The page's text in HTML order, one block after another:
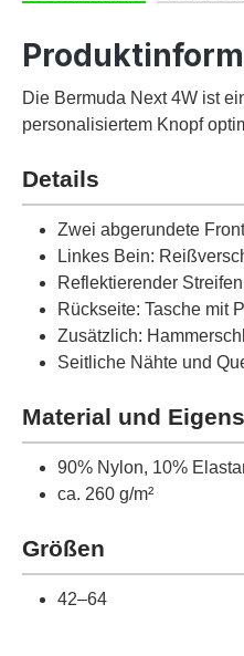
Die Bermuda Next 4W ist
personalisiertem Knopf
Details
Zwei abgerundete
Linkes Bein:
Reflektierender
Rückseite: Tasche mit
Zusätzlich:
Seitliche Nähte und
Material und
90% Nylon, 10%
ca. 260 g/m²
Größen
42–64